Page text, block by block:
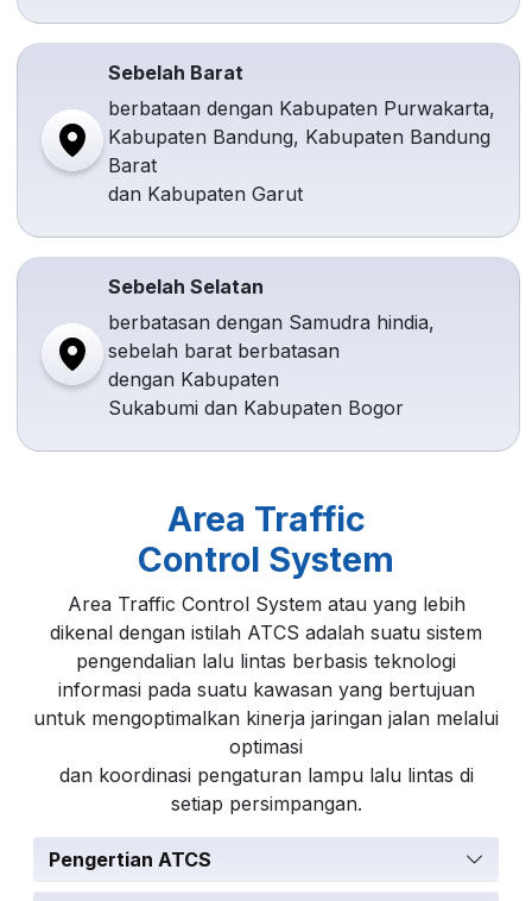
Sebelah Barat
berbataan dengan Kabupaten Purwakarta,
Kabupaten Bandung, Kabupaten Bandung
Barat
dan Kabupaten Garut
Sebelah Selatan
berbatasan dengan Samudra hindia,
sebelah barat berbatasan
dengan Kabupaten
Sukabumi dan Kabupaten Bogor
Area Traffic
Control System
Area Traffic Control System atau yang lebih
dikenal dengan istilah ATCS adalah suatu sistem
pengendalian lalu lintas berbasis teknologi
informasi pada suatu kawasan yang bertujuan
untuk mengoptimalkan kinerja jaringan jalan melalui
optimasi
dan koordinasi pengaturan lampu lalu lintas di
setiap persimpangan.
Pengertian ATCS